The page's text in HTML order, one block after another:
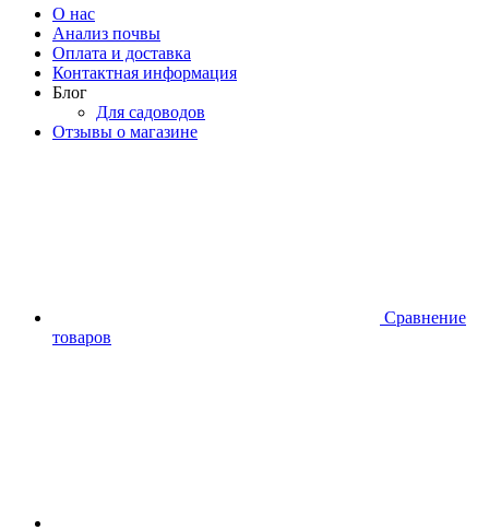
О нас
Анализ почвы
Оплата и доставка
Контактная информация
Блог
Для садоводов
Отзывы о магазине
Сравнение
товаров